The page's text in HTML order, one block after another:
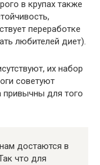
в крупах также
переработке
любителей диет).
их набор
советуют
привычны для того
достаются в
что для